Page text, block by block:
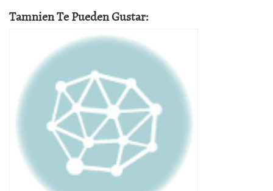
Tamnien Te Pueden Gustar: